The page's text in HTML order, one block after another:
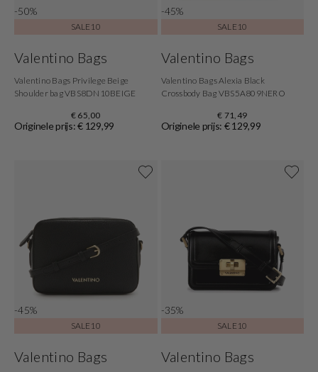
-50%
SALE10
Valentino Bags
Valentino Bags Privilege Beige
Shoulder bag VBS8DN10BEIGE
€ 65,00
Originele prijs: € 129,99
-45%
SALE10
Valentino Bags
Valentino Bags Alexia Black
Crossbody Bag VBS5A809NERO
€ 71,49
Originele prijs: € 129,99
-45%
SALE10
Valentino Bags
-35%
SALE10
Valentino Bags